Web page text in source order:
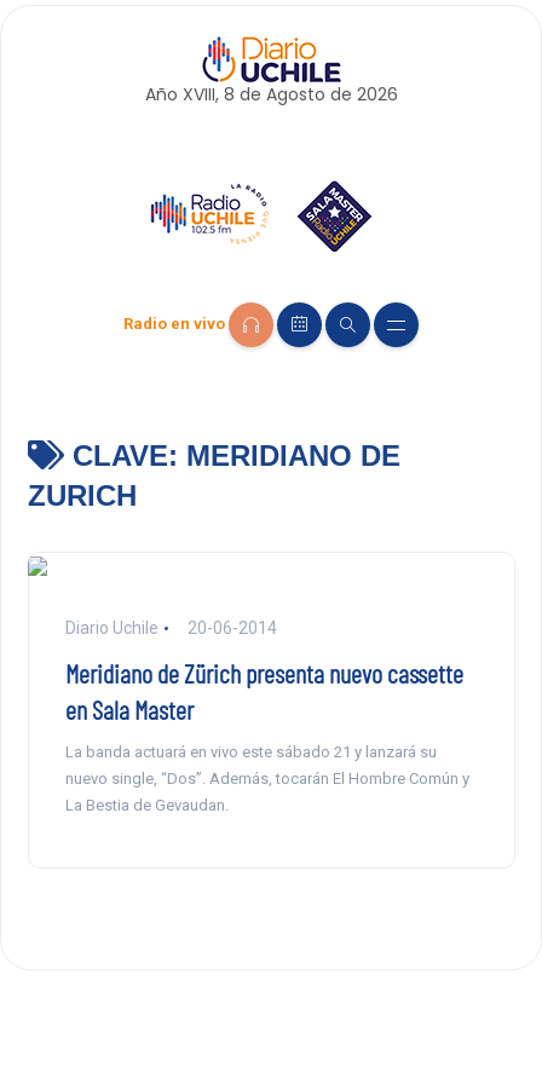
Año XVIII, 8 de Agosto de 2026
Radio en vivo
CLAVE: MERIDIANO DE
ZURICH
Diario Uchile 20-06-2014
Meridiano de Zürich presenta nuevo cassette
en Sala Master
La banda actuará en vivo este sábado 21 y lanzará su
nuevo single, “Dos”. Además, tocarán El Hombre Común y
La Bestia de Gevaudan.